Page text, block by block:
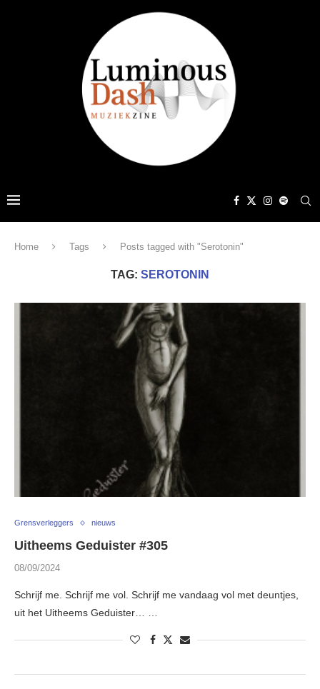
Home Tags Posts tagged with "Serotonin"
TAG: SEROTONIN
Grensverleggers nieuws
Uitheems Geduister #305
08/09/2024
Schrijf me. Schrijf me vol. Schrijf me vandaag vol met deuntjes,
uit het Uitheems Geduister… …